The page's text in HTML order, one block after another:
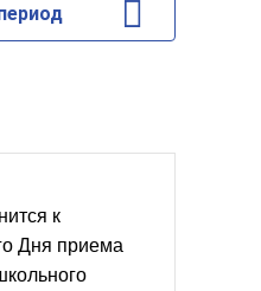
к
Дня приема